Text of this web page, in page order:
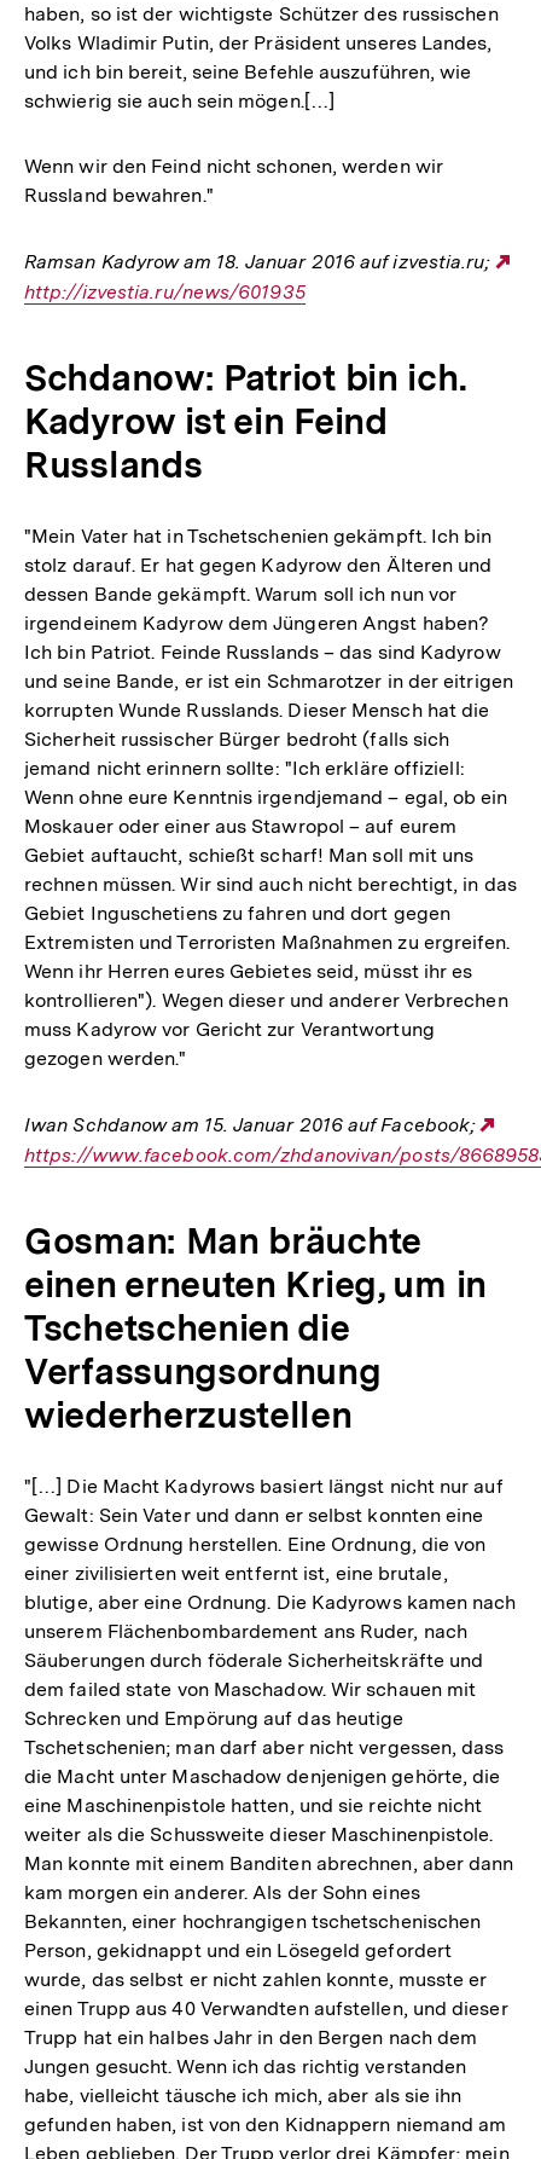
haben, so ist der wichtigste Schützer des russischen
Volks Wladimir Putin, der Präsident unseres Landes,
und ich bin bereit, seine Befehle auszuführen, wie
schwierig sie auch sein mögen.[…]
Wenn wir den Feind nicht schonen, werden wir
Russland bewahren."
Ramsan Kadyrow am 18. Januar 2016 auf izvestia.ru;
http://izvestia.ru/news/601935
Schdanow: Patriot bin ich.
Kadyrow ist ein Feind
Russlands
"Mein Vater hat in Tschetschenien gekämpft. Ich bin
stolz darauf. Er hat gegen Kadyrow den Älteren und
dessen Bande gekämpft. Warum soll ich nun vor
irgendeinem Kadyrow dem Jüngeren Angst haben?
Ich bin Patriot. Feinde Russlands – das sind Kadyrow
und seine Bande, er ist ein Schmarotzer in der eitrigen
korrupten Wunde Russlands. Dieser Mensch hat die
Sicherheit russischer Bürger bedroht (falls sich
jemand nicht erinnern sollte: "Ich erkläre offiziell:
Wenn ohne eure Kenntnis irgendjemand – egal, ob ein
Moskauer oder einer aus Stawropol – auf eurem
Gebiet auftaucht, schießt scharf! Man soll mit uns
rechnen müssen. Wir sind auch nicht berechtigt, in das
Gebiet Inguschetiens zu fahren und dort gegen
Extremisten und Terroristen Maßnahmen zu ergreifen.
Wenn ihr Herren eures Gebietes seid, müsst ihr es
kontrollieren"). Wegen dieser und anderer Verbrechen
muss Kadyrow vor Gericht zur Verantwortung
gezogen werden."
Iwan Schdanow am 15. Januar 2016 auf Facebook;
https://www.facebook.com/zhdanovivan/posts/
Gosman: Man bräuchte
einen erneuten Krieg, um in
Tschetschenien die
Verfassungsordnung
wiederherzustellen
"[…] Die Macht Kadyrows basiert längst nicht nur auf
Gewalt: Sein Vater und dann er selbst konnten eine
gewisse Ordnung herstellen. Eine Ordnung, die von
einer zivilisierten weit entfernt ist, eine brutale,
blutige, aber eine Ordnung. Die Kadyrows kamen nach
unserem Flächenbombardement ans Ruder, nach
Säuberungen durch föderale Sicherheitskräfte und
dem failed state von Maschadow. Wir schauen mit
Schrecken und Empörung auf das heutige
Tschetschenien; man darf aber nicht vergessen, dass
die Macht unter Maschadow denjenigen gehörte, die
eine Maschinenpistole hatten, und sie reichte nicht
weiter als die Schussweite dieser Maschinenpistole.
Man konnte mit einem Banditen abrechnen, aber dann
kam morgen ein anderer. Als der Sohn eines
Bekannten, einer hochrangigen tschetschenischen
Person, gekidnappt und ein Lösegeld gefordert
wurde, das selbst er nicht zahlen konnte, musste er
einen Trupp aus 40 Verwandten aufstellen, und dieser
Trupp hat ein halbes Jahr in den Bergen nach dem
Jungen gesucht. Wenn ich das richtig verstanden
habe, vielleicht täusche ich mich, aber als sie ihn
gefunden haben, ist von den Kidnappern niemand am
Leben geblieben. Der Trupp verlor drei Kämpfer; mein